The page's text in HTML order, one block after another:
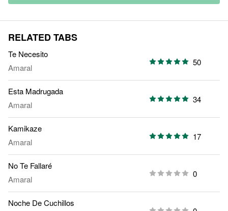
RELATED TABS
Te Necesito
Amaral
50
Esta Madrugada
Amaral
34
Kamikaze
Amaral
17
No Te Fallaré
Amaral
0
Noche De Cuchillos